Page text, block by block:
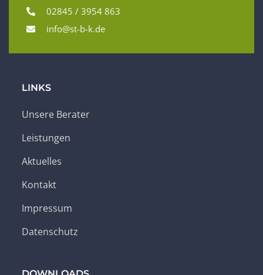
02845 / 3954 863
info@st-b-k.de
LINKS
Unsere Berater
Leistungen
Aktuelles
Kontakt
Impressum
Datenschutz